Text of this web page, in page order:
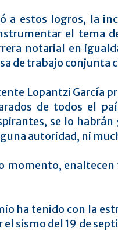
a estos logros, la
el tema
notarial en
de trabajo conjunta
Lopantzi García
de todos el
se lo
autoridad, ni
ha tenido con la
sismo del 19 de